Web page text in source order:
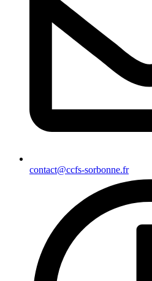
contact@ccfs-sorbonne.fr